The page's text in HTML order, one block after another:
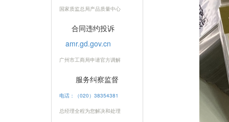
国家质监总局产品质量中心
合同违约投诉
amr.gd.gov.cn
广州市工商局申请官方调解
服务纠察监督
电话：（020）38354381
总经理全程为您解决和处理